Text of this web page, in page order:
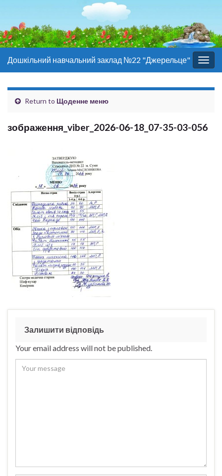
Дошкільний навчальний заклад №22 "Джерельце"
Return to Щоденне меню
зображення_viber_2026-06-18_07-35-03-056
Залишити відповідь
Your email address will not be published.